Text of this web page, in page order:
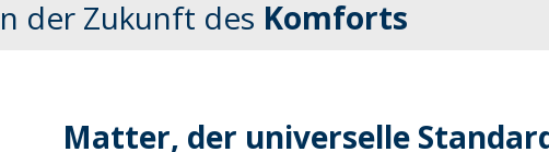
der Zukunft des Komforts
Matter, der universelle